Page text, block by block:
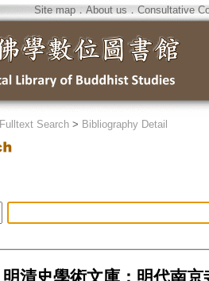
Site map．About us ． Consultative
Fulltext Search > Bibliography Detail